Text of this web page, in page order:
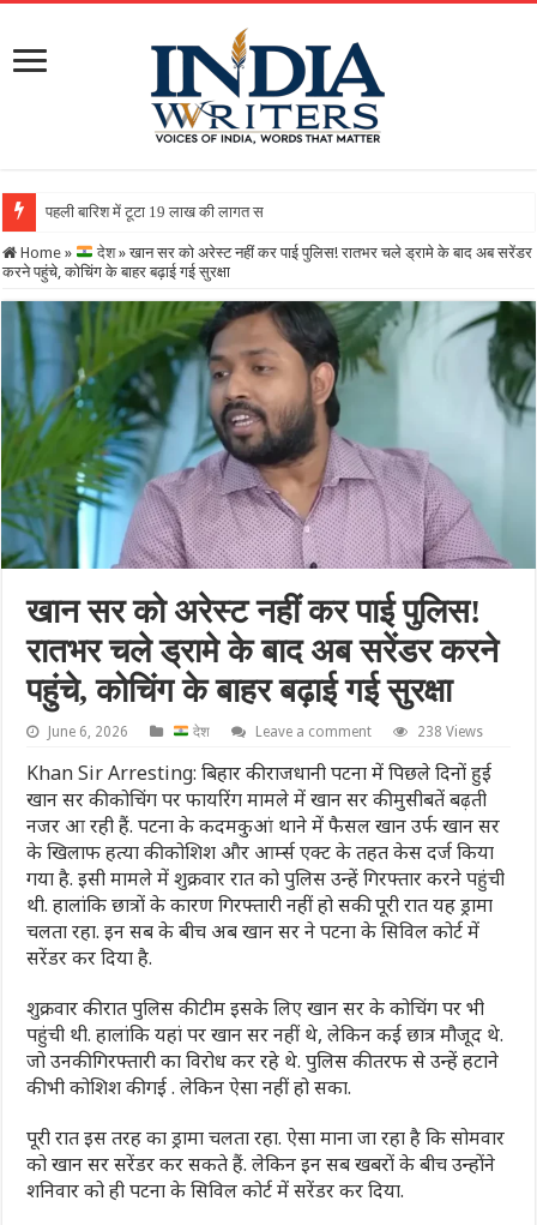
पहली बारिश में टूटा 19 लाख की लागत से बना रिटर्निंग वॉल, ग्रामीणों न
Home » देश » खान सर को अरेस्ट नहीं कर पाई पुलिस! रातभर चले ड्रामे के बाद अब सरेंडर
करने पहुंचे, कोचिंग के बाहर बढ़ाई गई सुरक्षा
खान सर को अरेस्ट नहीं कर पाई पुलिस!
रातभर चले ड्रामे के बाद अब सरेंडर करने
पहुंचे, कोचिंग के बाहर बढ़ाई गई सुरक्षा
June 6, 2026 देश Leave a comment 238 Views
Khan Sir Arresting: बिहार की राजधानी पटना में पिछले दिनों हुई
खान सर की कोचिंग पर फायरिंग मामले में खान सर की मुसीबतें बढ़ती
नजर आ रही हैं. पटना के कदमकुआं थाने में फैसल खान उर्फ खान सर
के खिलाफ हत्या की कोशिश और आर्म्स एक्ट के तहत केस दर्ज किया
गया है. इसी मामले में शुक्रवार रात को पुलिस उन्हें गिरफ्तार करने पहुंची
थी. हालांकि छात्रों के कारण गिरफ्तारी नहीं हो सकी. पूरी रात यह ड्रामा
चलता रहा. इन सब के बीच अब खान सर ने पटना के स‍िव‍िल कोर्ट में
सरेंडर कर द‍िया है.
शुक्रवार की रात पुलिस की टीम इसके लिए खान सर के कोचिंग पर भी
पहुंची थी. हालांकि यहां पर खान सर नहीं थे, लेकिन कई छात्र मौजूद थे.
जो उनकी गिरफ्तारी का विरोध कर रहे थे. पुलिस की तरफ से उन्हें हटाने
की भी कोशिश की गई . लेकिन ऐसा नहीं हो सका.
पूरी रात इस तरह का ड्रामा चलता रहा. ऐसा माना जा रहा है कि सोमवार
को खान सर सरेंडर कर सकते हैं. लेकिन इन सब खबरों के बीच उन्‍होंने
शन‍िवार को ही पटना के स‍िव‍िल कोर्ट में सरेंडर कर द‍िया.